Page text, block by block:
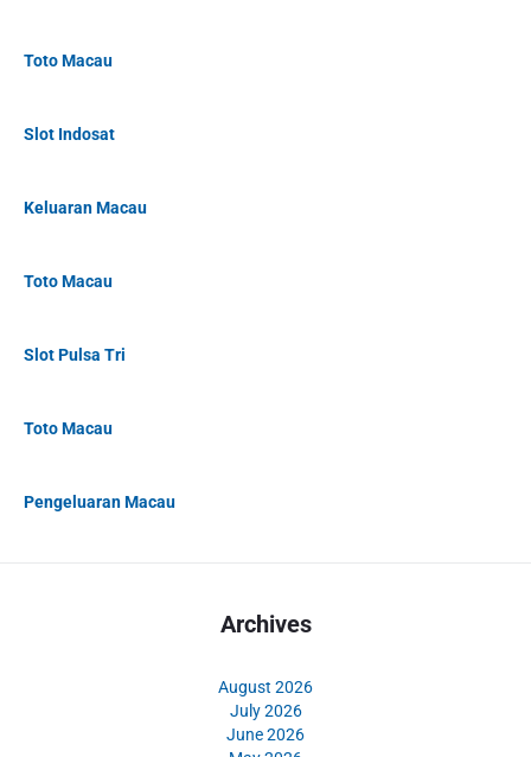
Toto Macau
Slot Indosat
Keluaran Macau
Toto Macau
Slot Pulsa Tri
Toto Macau
Pengeluaran Macau
Archives
August 2026
July 2026
June 2026